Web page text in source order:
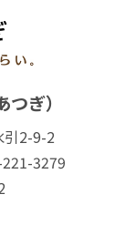
ぎ）
引2-9-2
3279